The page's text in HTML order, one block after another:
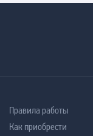
Правила работы
Как приобрести